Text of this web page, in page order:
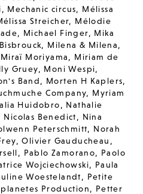
, Mechanic circus, Mélissa
Streicher, Mélodie
, Michael Finger, Mika
, Milena & Milena,
Miraï Moriyama, Miriam de
Gruey, Moni Wespi,
Band, Morten H Kaplers,
Company, Myriam
Huidobro,Nathalie
Nicolas Benedict, Nina
Peterschmitt,Norah
,Olivier Gauducheau ,
, Pablo Zamorano, Paolo
Wojciechowski, Paula
Woestelandt, Petite
Production, Petter